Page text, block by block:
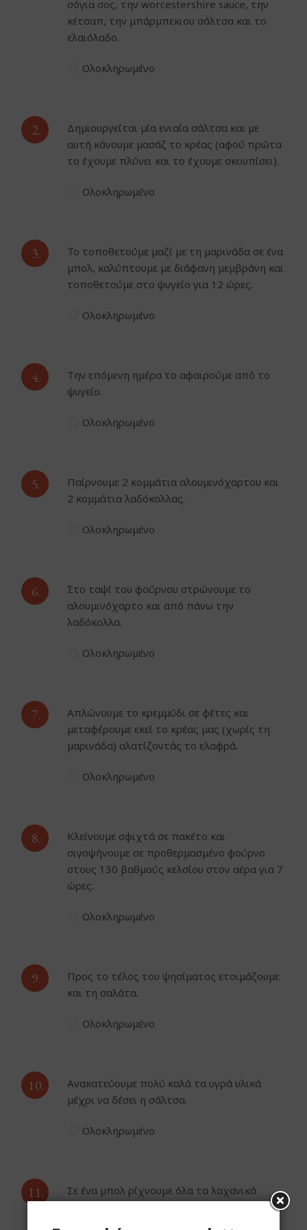
σόγια σος, την worcestershire sauce, την
κέτσαπ, την μπάρμπεκιου σάλτσα και το
ελαιόλαδο.
Ολοκληρωμένο
2.
Δημιουργείται μία ενιαία σάλτσα και με
αυτή κάνουμε μασάζ το κρέας (αφού πρώτα
το έχουμε πλύνει και το έχουμε σκουπίσει).
Ολοκληρωμένο
3.
Το τοποθετούμε μαζί με τη μαρινάδα σε ένα
μπολ, καλύπτουμε με διάφανη μεμβράνη και
τοποθετούμε στο ψυγείο για 12 ώρες.
Ολοκληρωμένο
4.
Την επόμενη ημέρα το αφαιρούμε από το
ψυγείο.
Ολοκληρωμένο
5.
Παίρνουμε 2 κομμάτια αλουμινόχαρτου και
2 κομμάτια λαδόκολλας.
Ολοκληρωμένο
6.
Στο ταψί του φούρνου στρώνουμε το
αλουμινόχαρτο και από πάνω την
λαδόκολλα.
Ολοκληρωμένο
7.
Απλώνουμε το κρεμμύδι σε φέτες και
μεταφέρουμε εκεί το κρέας μας (χωρίς τη
μαρινάδα) αλατίζοντάς το ελαφρά.
Ολοκληρωμένο
8.
Κλείνουμε σφιχτά σε πακέτο και
σιγοψήνουμε σε προθερμασμένο φούρνο
στους 130 βαθμούς κελσίου στον αέρα για 7
ώρες.
Ολοκληρωμένο
9.
Προς το τέλος του ψησίματος ετοιμάζουμε
και τη σαλάτα.
Ολοκληρωμένο
10.
Ανακατεύουμε πολύ καλά τα υγρά υλικά
μέχρι να δέσει η σάλτσα.
Ολοκληρωμένο
11.
Σε ένα μπολ ρίχνουμε όλα τα λαχανικά
μας,.αλατοπιπερώνουμε και προσθέτουμε